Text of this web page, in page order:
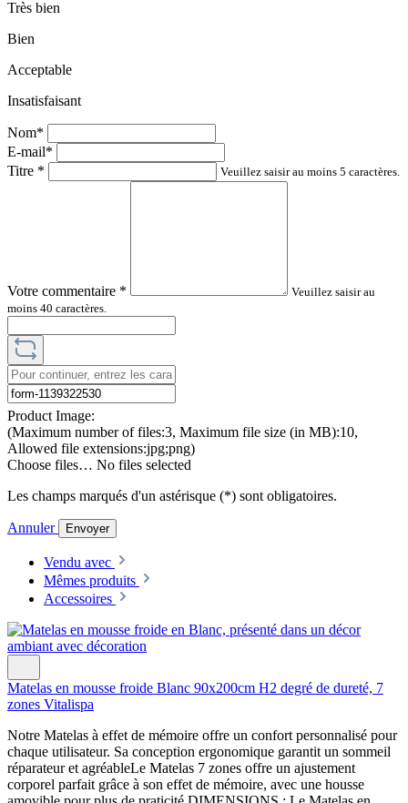
Très bien
Bien
Acceptable
Insatisfaisant
Nom*
E-mail*
Titre * Veuillez saisir au moins 5 caractères.
Votre commentaire *
Veuillez saisir au
moins 40 caractères.
Product Image:
(Maximum number of files:3, Maximum file size (in MB):10,
Allowed file extensions:jpg;png)
Choose files… No files selected
Les champs marqués d'un astérisque (*) sont obligatoires.
Annuler Envoyer
Vendu avec
Mêmes produits
Accessoires
Matelas en mousse froide Blanc 90x200cm H2 degré de dureté, 7
zones Vitalispa
Notre Matelas à effet de mémoire offre un confort personnalisé pour
chaque utilisateur. Sa conception ergonomique garantit un sommeil
réparateur et agréableLe Matelas 7 zones offre un ajustement
corporel parfait grâce à son effet de mémoire, avec une housse